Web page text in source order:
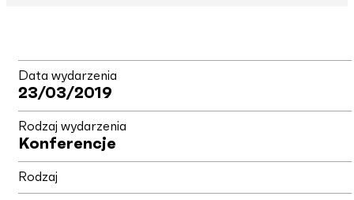
Data wydarzenia
23/03/2019
Rodzaj wydarzenia
Konferencje
Rodzaj